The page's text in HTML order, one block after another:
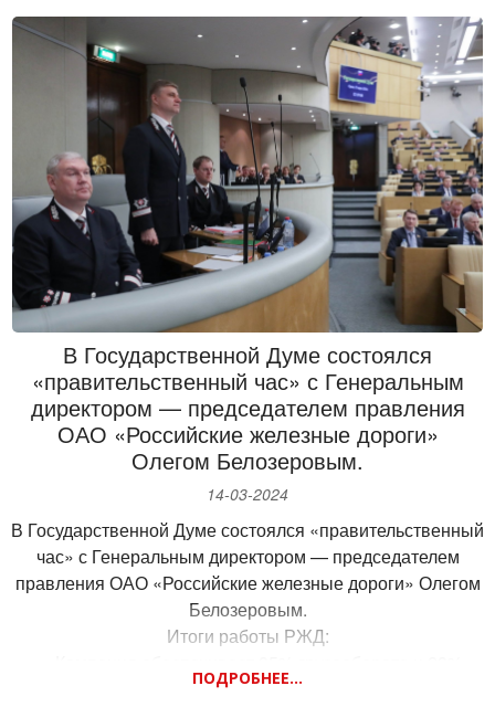
исполнительной власти многое удалось сделать в части
увеличения государственной поддержки российской
туристской отрасли. Заложенные в рамках нацпроекта
основные направления господдержки — налоговые
льготы, субсидии, программы финансовой поддержки
отрасли в течение последних лет демонстрируют свою
эффективность. Сегодня внутренний туризм динамично
развивается — спрос на туристические поездки по России
за 2023 год вырос на 20% и продолжает стабильно расти.
В послании Президента России перед туристической
отраслью были поставлены амбициозные задачи. Так, в
своем выступлении президент отметил, что в целом по
стране до 2030 года турпоток должен практически
удвоиться — до 140 миллионов человек в год. При этом
вклад туризма в ВВП России также вырастет вдвое — до
пяти процентов. Эти цели и ведущие к ним задачи должны
найти свое отражение в документах стратегического
планирования, включая национальный проект.
Одной из важных задач остается появление нового закона
о туризме, поскольку изменилась сама структура отрасли,
произошла перенастройка с выездного туризма на туризм
внутренний, изменились взаимоотношения между
участниками рынка.
Кроме того, продолжается работа по совершенствованию
законодательного регулирования по новым направлениям
туризма, таким как сельский туризм, медицинский туризм и
В Государственной Думе состоялся
«правительственный час» с Генеральным
директором — председателем правления
ОАО «Российские железные дороги»
Олегом Белозеровым.
14-03-2024
В Государственной Думе состоялся «правительственный
час» с Генеральным директором — председателем
правления ОАО «Российские железные дороги» Олегом
Белозеровым.
Итоги работы РЖД:
пассажирооборота всей транспортной системы Российской
ПОДРОБНЕЕ...